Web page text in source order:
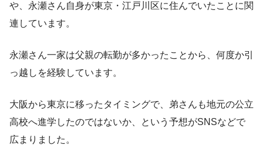
や、永瀬さん自身が東京・江戸川区に住んでいたことに関
連しています。
永瀬さん一家は父親の転勤が多かったことから、何度か引
っ越しを経験しています。
大阪から東京に移ったタイミングで、弟さんも地元の公立
高校へ進学したのではないか、という予想がSNSなどで
広まりました。